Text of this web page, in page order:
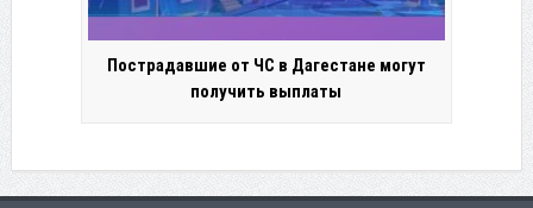
Пострадавшие от ЧС в Дагестане могут
получить выплаты